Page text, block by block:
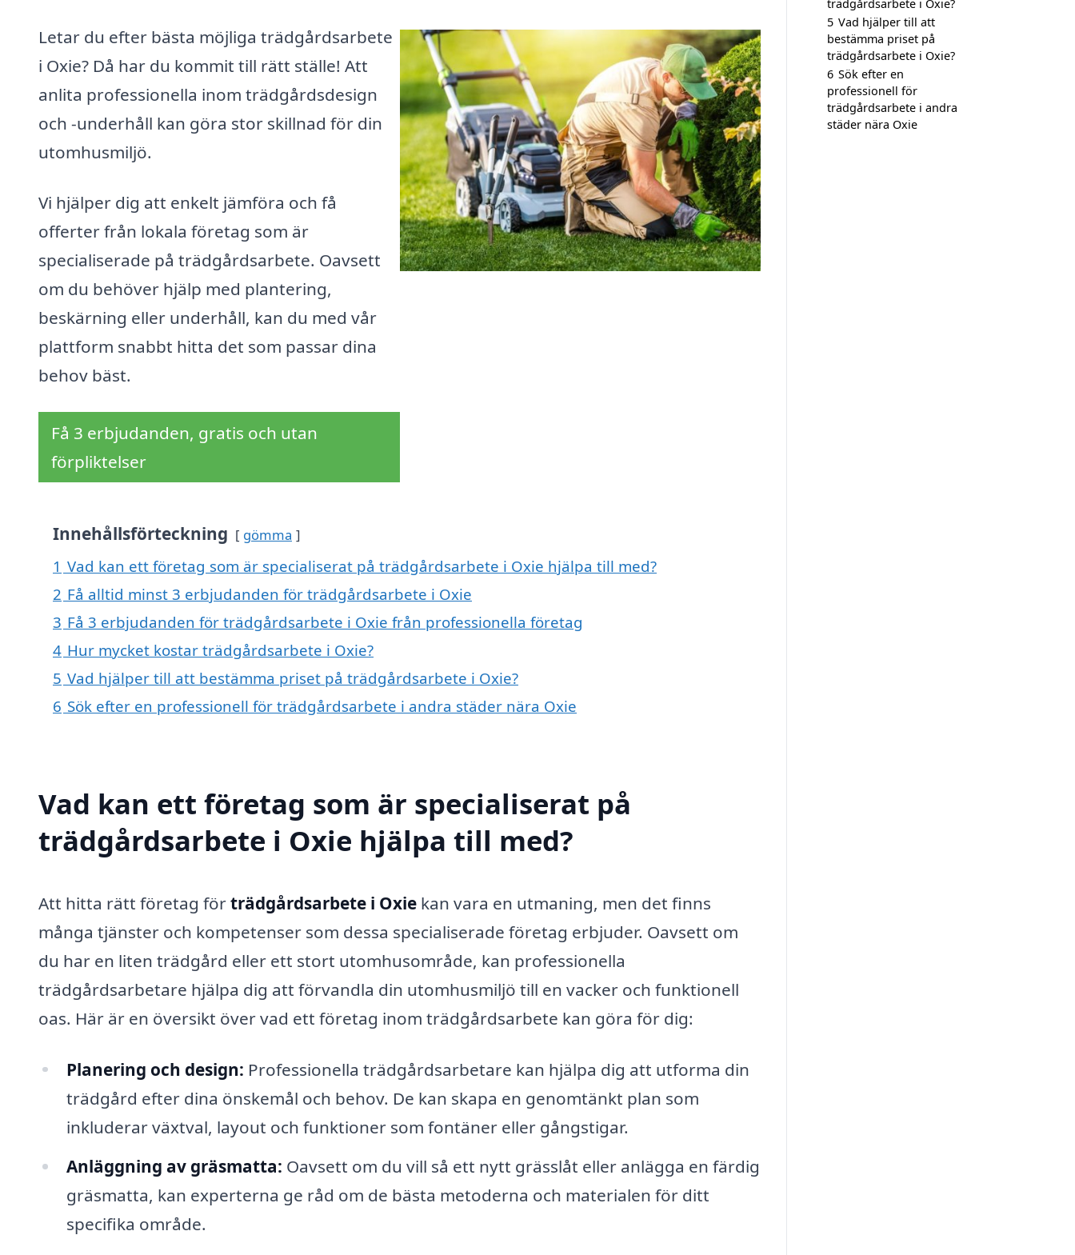
Letar du efter bästa möjliga trädgårdsarbete
i Oxie? Då har du kommit till rätt ställe! Att
anlita professionella inom trädgårdsdesign
och -underhåll kan göra stor skillnad för din
utomhusmiljö.
Vi hjälper dig att enkelt jämföra och få
offerter från lokala företag som är
specialiserade på trädgårdsarbete. Oavsett
om du behöver hjälp med plantering,
beskärning eller underhåll, kan du med vår
plattform snabbt hitta det som passar dina
behov bäst.
Få 3 erbjudanden, gratis och utan
förpliktelser
Innehållsförteckning gömma
1 Vad kan ett företag som är specialiserat på trädgårdsarbete i Oxie hjälpa till med?
2 Få alltid minst 3 erbjudanden för trädgårdsarbete i Oxie
3 Få 3 erbjudanden för trädgårdsarbete i Oxie från professionella företag
4 Hur mycket kostar trädgårdsarbete i Oxie?
5 Vad hjälper till att bestämma priset på trädgårdsarbete i Oxie?
6 Sök efter en professionell för trädgårdsarbete i andra städer nära Oxie
Vad kan ett företag som är specialiserat på
trädgårdsarbete i Oxie hjälpa till med?
Att hitta rätt företag förträdgårdsarbete i Oxie kan vara en utmaning, men det finns
många tjänster och kompetenser som dessa specialiserade företag erbjuder. Oavsett om
du har en liten trädgård eller ett stort utomhusområde, kan professionella
trädgårdsarbetare hjälpa dig att förvandla din utomhusmiljö till en vacker och funktionell
oas. Här är en översikt över vad ett företag inom trädgårdsarbete kan göra för dig:
Planering och design: Professionella trädgårdsarbetare kan hjälpa dig att utforma din
trädgård efter dina önskemål och behov. De kan skapa en genomtänkt plan som
inkluderar växtval, layout och funktioner som fontäner eller gångstigar.
Anläggning av gräsmatta: Oavsett om du vill så ett nytt grässlåt eller anlägga en färdig
gräsmatta, kan experterna ge råd om de bästa metoderna och materialen för ditt
specifika område.
trädgårdsarbete i Oxie?
5 Vad hjälper till att
bestämma priset på
trädgårdsarbete i Oxie?
6 Sök efter en
professionell för
trädgårdsarbete i andra
städer nära Oxie